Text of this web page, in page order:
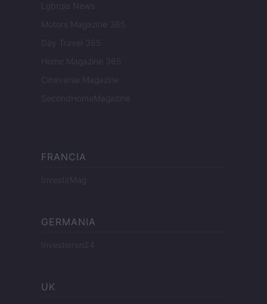
Lgbtqia News
Motors Magazine 365
Day Travel 365
Home Magazine 365
Cineverse Magazine
SecondHomeMagazine
FRANCIA
InvestirMag
GERMANIA
Investieren24
UK